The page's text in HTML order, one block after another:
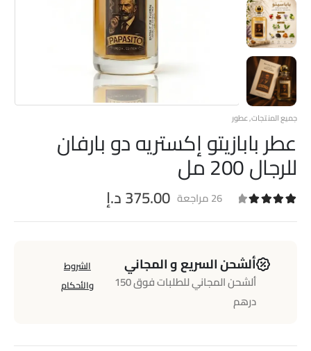
جميع المنتجات,عطور
عطر بابازيتو إكستريه دو بارفان
للرجال 200 مل
26مراجعة 375.00د.إ
ألشحن السريع و المجاني
ألشحن المجاني للطلبات فوق 150
درهم
الشروط
والأحكام